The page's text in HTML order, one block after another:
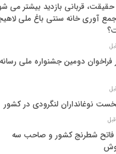
قربانی بازدید بیشتر می
آوری خانه سنتی باغ ملی
فراخوان دومین جشنواره ملی
نوغانداران لنگرودی در کشور
فاتح شطرنج کشور و صاحب سه